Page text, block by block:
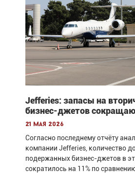
Jefferies: запасы на
бизнес-джетов
21 мая 2026
Согласно последнему отчёту
компании Jefferies, количество
подержанных бизнес-джетов в
сократилось на 11% по